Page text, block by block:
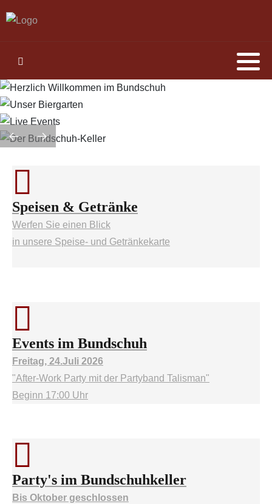
Speisen & Getränke
Werfen Sie einen Blick
in unsere Speise- und Getränkekarte
Events im Bundschuh
Freitag, 24.Juli 2026
"After-Work Party mit der Partyband Talisman"
Beginn 17:00 Uhr
Party's im Bundschuhkeller
Bis Oktober geschlossen